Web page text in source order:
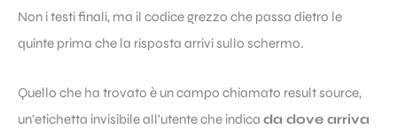
Non i testi finali, ma il codice grezzo che passa dietro le
quinte prima che la risposta arrivi sullo schermo.
Quello che ha trovato è un campo chiamato result source,
un’etichetta invisibile all’utente che indica da dove arriva